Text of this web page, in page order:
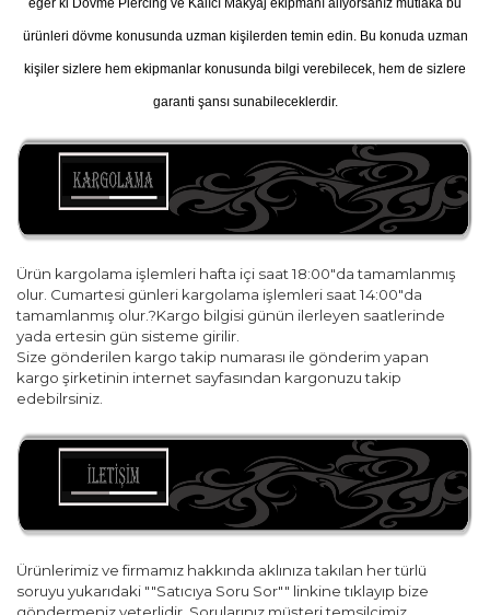
eğer ki Dövme Piercing ve Kalıcı Makyaj ekipmanı alıyorsanız mutlaka bu
ürünleri dövme konusunda uzman kişilerden temin edin. Bu konuda uzman
kişiler sizlere hem ekipmanlar konusunda bilgi verebilecek, hem de sizlere
garanti şansı sunabileceklerdir.
Ürün kargolama işlemleri hafta içi saat 18:00"da tamamlanmış
olur. Cumartesi günleri kargolama işlemleri saat 14:00"da
tamamlanmış olur.?Kargo bilgisi günün ilerleyen saatlerinde
yada ertesin gün sisteme girilir.
Size gönderilen kargo takip numarası ile gönderim yapan
kargo şirketinin internet sayfasından kargonuzu takip
edebilrsiniz.
Ürünlerimiz ve firmamız hakkında aklınıza takılan her türlü
soruyu yukarıdaki ""Satıcıya Soru Sor"" linkine tıklayıp bize